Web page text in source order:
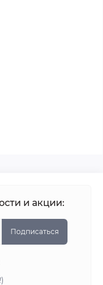
и акции:
Подписаться